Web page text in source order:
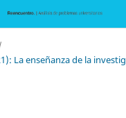
La enseñanza de la